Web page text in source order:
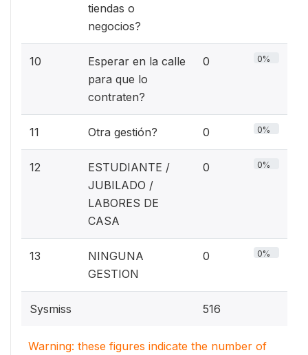
tiendas o
negocios?
10
Esperar en la calle
para que lo
contraten?
0 0%
11 Otra gestión? 0 0%
12
ESTUDIANTE /
JUBILADO /
LABORES DE
CASA
0 0%
13
NINGUNA
GESTION
0 0%
Sysmiss 516
Warning: these figures indicate the number of